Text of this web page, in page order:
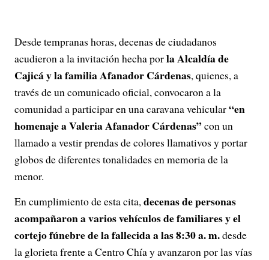
Desde tempranas horas, decenas de ciudadanos
acudieron a la invitación hecha porla Alcaldía de
Cajicá y la familia Afanador Cárdenas, quienes, a
través de un comunicado oficial, convocaron a la
comunidad a participar en una caravana vehicular“en
homenaje a Valeria Afanador Cárdenas”con un
llamado a vestir prendas de colores llamativos y portar
globos de diferentes tonalidades en memoria de la
menor.
En cumplimiento de esta cita,decenas de personas
acompañaron a varios vehículos de familiares y el
cortejo fúnebre de la fallecida a las 8:30 a. m.desde
la glorieta frente a Centro Chía y avanzaron por las vías